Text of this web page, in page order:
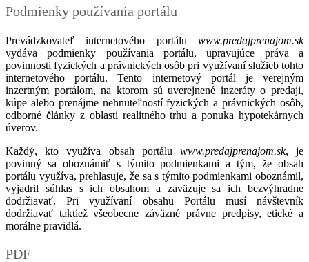
Podmienky používania portálu
Prevádzkovateľ internetového portálu www.predajprenajom.sk
vydáva podmienky používania portálu, upravujúce práva a
povinnosti fyzických a právnických osôb pri využívaní služieb tohto
internetového portálu. Tento internetový portál je verejným
inzertným portálom, na ktorom sú uverejnené inzeráty o predaji,
kúpe alebo prenájme nehnuteľností fyzických a právnických osôb,
odborné články z oblasti realitného trhu a ponuka hypotekárnych
úverov.
Každý, kto využíva obsah portálu www.predajprenajom.sk, je
povinný sa oboznámiť s týmito podmienkami a tým, že obsah
portálu využíva, prehlasuje, že sa s týmito podmienkami oboznámil,
vyjadril súhlas s ich obsahom a zaväzuje sa ich bezvýhradne
dodržiavať. Pri využívaní obsahu Portálu musí návštevník
dodržiavať taktiež všeobecne záväzné právne predpisy, etické a
morálne pravidlá.
PDF